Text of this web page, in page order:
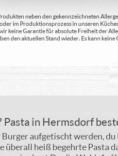
neben den gekennzeichneten
im Produktionsprozess in unseren
keine Garantie für absolute Freiheit der
den aktuellen Stand wieder. Es kann
Pasta in Hermsdorf
aufgetischt werden,
überall heiß begehrte Pasta